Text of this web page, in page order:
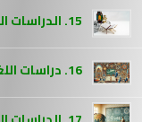
15. الدراسات الاسلامية
16. دراسات اللغة العربية